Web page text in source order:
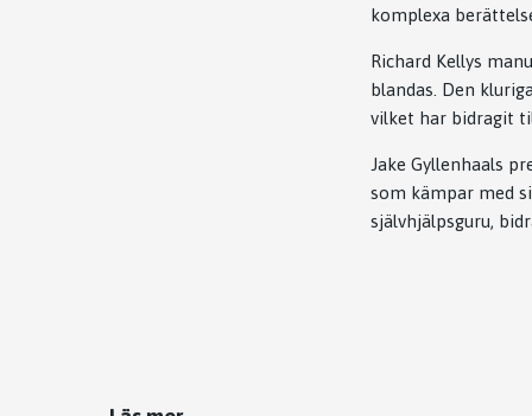
komplexa
Richard Kellys
blandas. Den
vilket har bidragit
Jake Gyllenhaals
som kämpar med
självhjälpsguru,